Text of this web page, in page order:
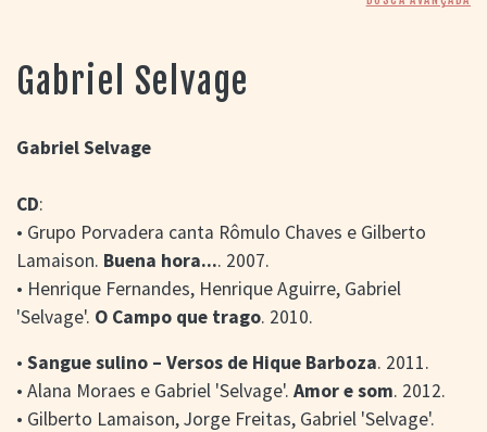
PORTAL DO
CINEMA GAÚCHO
> BUSCA AVANÇADA
CINEASTAS
> DISCOGRAFIAS
> BIBLIOGRAFIAS
CONTATO E
LOCALIZAÇÃO
Gabriel Selvage
Gabriel Selvage
CD:
• Grupo Porvadera canta Rômulo Chaves e Gilberto
Lamaison. Buena hora.... 2007.
• Henrique Fernandes, Henrique Aguirre, Gabriel
'Selvage'. O Campo que trago. 2010.
• Sangue sulino – Versos de Hique Barboza. 2011.
• Alana Moraes e Gabriel 'Selvage'. Amor e som. 2012.
• Gilberto Lamaison, Jorge Freitas, Gabriel 'Selvage'.